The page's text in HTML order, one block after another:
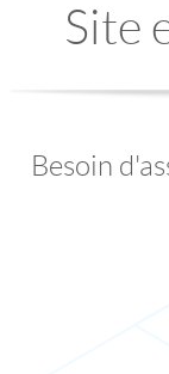
Site
Besoin